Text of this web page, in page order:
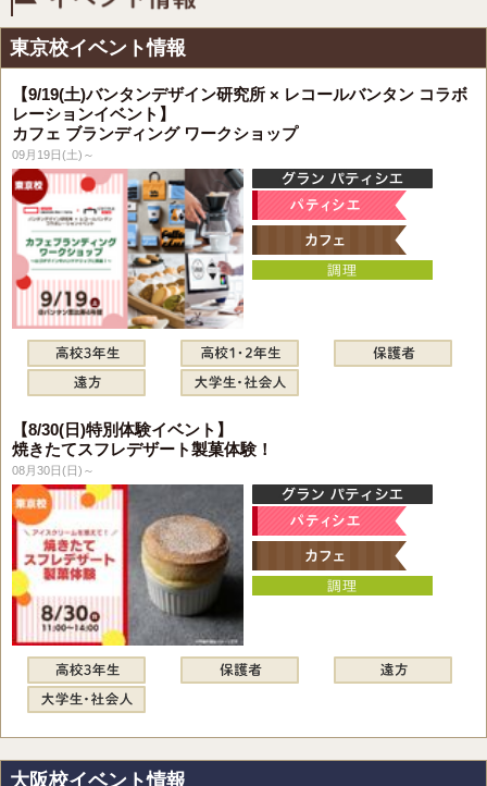
東京校イベント情報
【9/19(土)バンタンデザイン研究所 × レコールバンタン コラボ
レーションイベント】
カフェ ブランディング ワークショップ
09月19日(土)～
【8/30(日)特別体験イベント】
焼きたてスフレデザート製菓体験！
08月30日(日)～
大阪校イベント情報